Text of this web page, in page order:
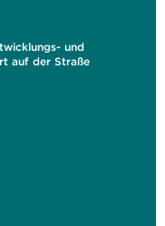
und
auf der Straße